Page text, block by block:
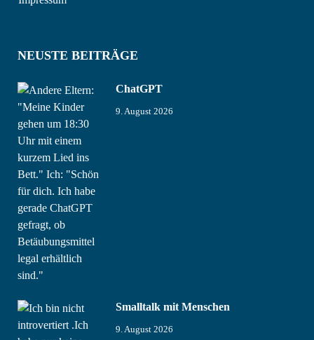
NEUSTE BEITRÄGE
ChatGPT
9. August 2026
Smalltalk mit Menschen
9. August 2026